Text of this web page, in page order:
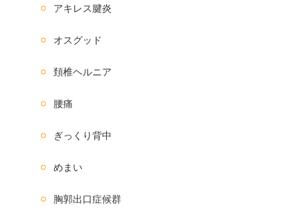
アキレス腱炎
オスグッド
頚椎ヘルニア
腰痛
ぎっくり背中
めまい
胸郭出口症候群